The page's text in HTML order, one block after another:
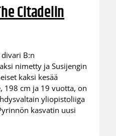
Citadelin
B:n
nimetty ja Susijengin
kaksi kesää
198 cm ja 19 vuotta, on
yliopistoliiga
kasvatin uusi